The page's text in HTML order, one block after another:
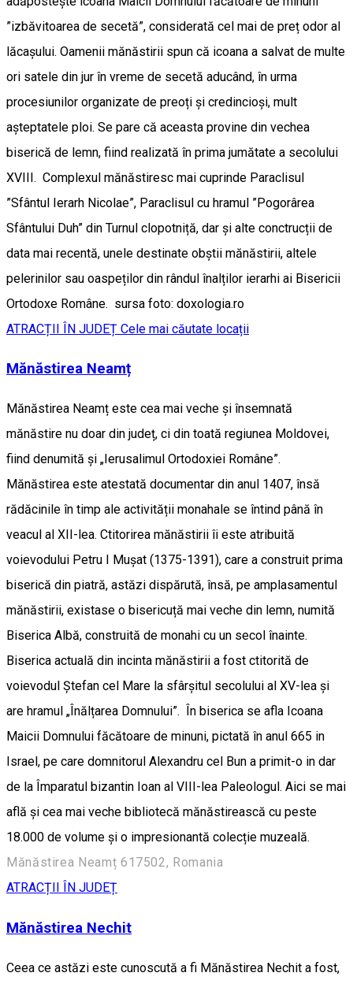
”izbăvitoarea de secetă”, considerată cel mai de preț odor al
lăcașului. Oamenii mănăstirii spun că icoana a salvat de multe
ori satele din jur în vreme de secetă aducând, în urma
procesiunilor organizate de preoți și credincioși, mult
așteptatele ploi. Se pare că aceasta provine din vechea
biserică de lemn, fiind realizată în prima jumătate a secolului
XVIII. Complexul mănăstiresc mai cuprinde Paraclisul
”Sfântul Ierarh Nicolae”, Paraclisul cu hramul ”Pogorârea
Sfântului Duh” din Turnul clopotniță, dar și alte conctrucții de
data mai recentă, unele destinate obștii mănăstirii, altele
pelerinilor sau oaspeților din rândul înalților ierarhi ai Bisericii
Ortodoxe Române. sursa foto: doxologia.ro
ATRACȚII ÎN JUDEȚ Cele mai căutate locații
Mănăstirea Neamț
Mănăstirea Neamț este cea mai veche și însemnată
mănăstire nu doar din județ, ci din toată regiunea Moldovei,
fiind denumită și „Ierusalimul Ortodoxiei Române”.
Mănăstirea este atestată documentar din anul 1407, însă
rădăcinile în timp ale activității monahale se întind până în
veacul al XII-lea. Ctitorirea mănăstirii îi este atribuită
voievodului Petru I Mușat (1375-1391), care a construit prima
biserică din piatră, astăzi dispărută, însă, pe amplasamentul
mănăstirii, existase o bisericuță mai veche din lemn, numită
Biserica Albă, construită de monahi cu un secol înainte.
Biserica actuală din incinta mănăstirii a fost ctitorită de
voievodul Ștefan cel Mare la sfârșitul secolului al XV-lea și
are hramul „Înălțarea Domnului”. În biserica se afla Icoana
Maicii Domnului făcătoare de minuni, pictată în anul 665 in
Israel, pe care domnitorul Alexandru cel Bun a primit-o in dar
de la Împaratul bizantin Ioan al VIII-lea Paleologul. Aici se mai
află și cea mai veche bibliotecă mănăstirească cu peste
18.000 de volume și o impresionantă colecție muzeală.
Mănăstirea Neamț 617502, Romania
ATRACȚII ÎN JUDEȚ
Mănăstirea Nechit
Ceea ce astăzi este cunoscută a fi Mănăstirea Nechit a fost,